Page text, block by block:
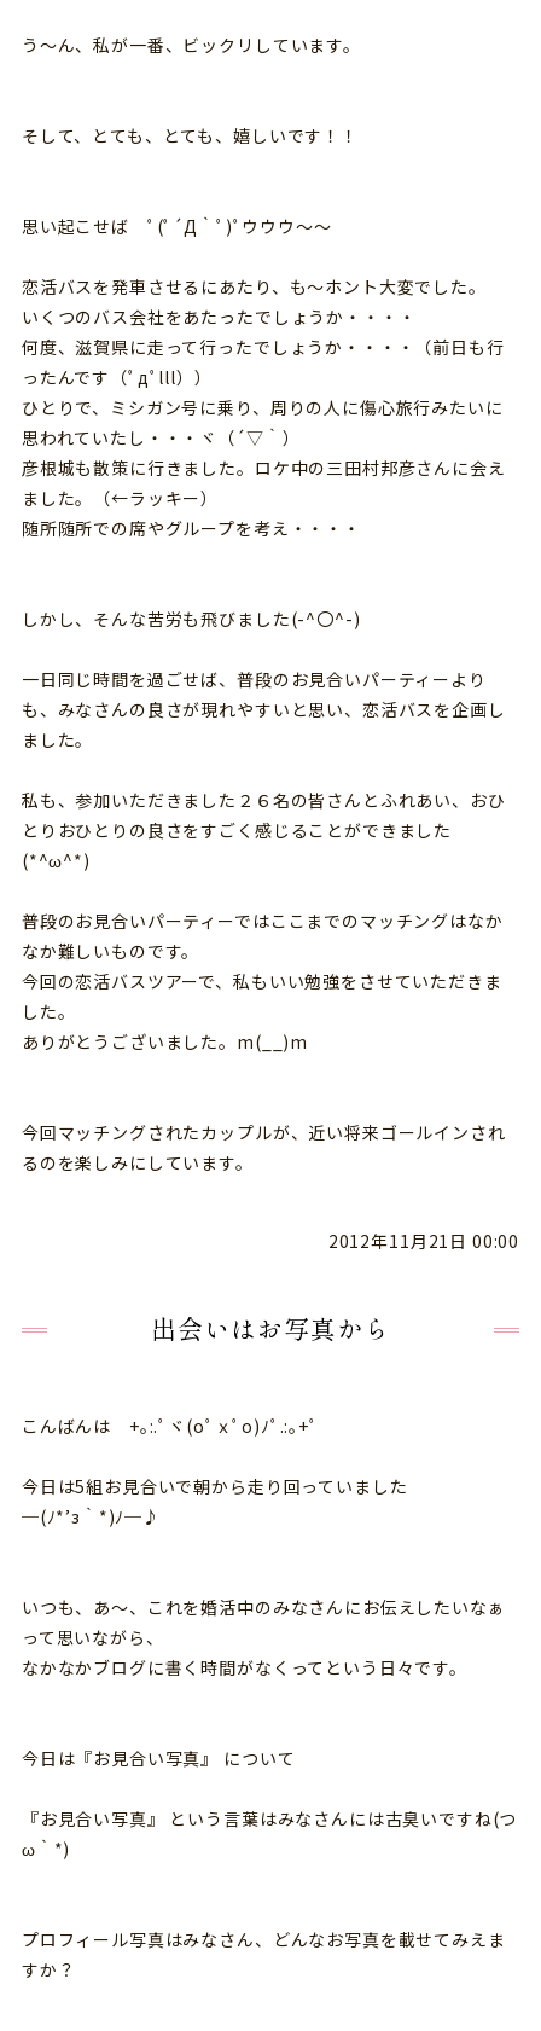
う～ん、私が一番、ビックリしています。
そして、とても、とても、嬉しいです！！
思い起こせば ﾟ(ﾟ´Д｀ﾟ)ﾟウウウ～～
恋活バスを発車させるにあたり、も～ホント大変でした。
いくつのバス会社をあたったでしょうか・・・・
何度、滋賀県に走って行ったでしょうか・・・・（前日も行
ったんです（ﾟдﾟlll））
ひとりで、ミシガン号に乗り、周りの人に傷心旅行みたいに
思われていたし・・・ヾ（´▽｀）
彦根城も散策に行きました。ロケ中の三田村邦彦さんに会え
ました。（←ラッキー）
随所随所での席やグループを考え・・・・
しかし、そんな苦労も飛びました(-^〇^-)
一日同じ時間を過ごせば、普段のお見合いパーティーより
も、みなさんの良さが現れやすいと思い、恋活バスを企画し
ました。
私も、参加いただきました２６名の皆さんとふれあい、おひ
とりおひとりの良さをすごく感じることができました
(*^ω^*)
普段のお見合いパーティーではここまでのマッチングはなか
なか難しいものです。
今回の恋活バスツアーで、私もいい勉強をさせていただきま
した。
ありがとうございました。m(__)m
今回マッチングされたカップルが、近い将来ゴールインされ
るのを楽しみにしています。
2012年11月21日 00:00
出会いはお写真から
こんばんは +｡:.ﾟヾ(oﾟｘﾟo)ﾉﾟ.:｡+ﾟ
今日は5組お見合いで朝から走り回っていました
─(ﾉ*’з｀*)ﾉ─♪
いつも、あ～、これを婚活中のみなさんにお伝えしたいなぁ
って思いながら、
なかなかブログに書く時間がなくってという日々です。
今日は『お見合い写真』 について
『お見合い写真』 という言葉はみなさんには古臭いですね(つ
ω｀*)
プロフィール写真はみなさん、どんなお写真を載せてみえま
すか？